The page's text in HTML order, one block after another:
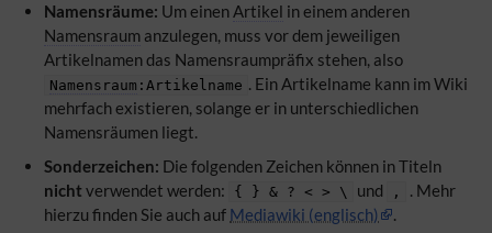
Namensräume: Um einen Artikel in einem anderen
Namensraum anzulegen, muss vor dem jeweiligen
Artikelnamen das Namensraumpräfix stehen, also
Namensraum :Artikelname . Ein Artikelname kann im Wiki
mehrfach existieren, solange er in unterschiedlichen
Namensräumen liegt.
Sonderzeichen: Die folgenden Zeichen können in Titeln
nicht verwendet werden: { } & ? < > \ und ,
. Mehr
hierzu finden Sie auch auf Mediawiki (englisch)
.